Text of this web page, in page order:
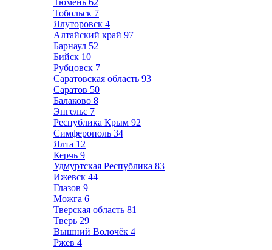
Тюмень 62
Тобольск 7
Ялуторовск 4
Алтайский край 97
Барнаул 52
Бийск 10
Рубцовск 7
Саратовская область 93
Саратов 50
Балаково 8
Энгельс 7
Республика Крым 92
Симферополь 34
Ялта 12
Керчь 9
Удмуртская Республика 83
Ижевск 44
Глазов 9
Можга 6
Тверская область 81
Тверь 29
Вышний Волочёк 4
Ржев 4